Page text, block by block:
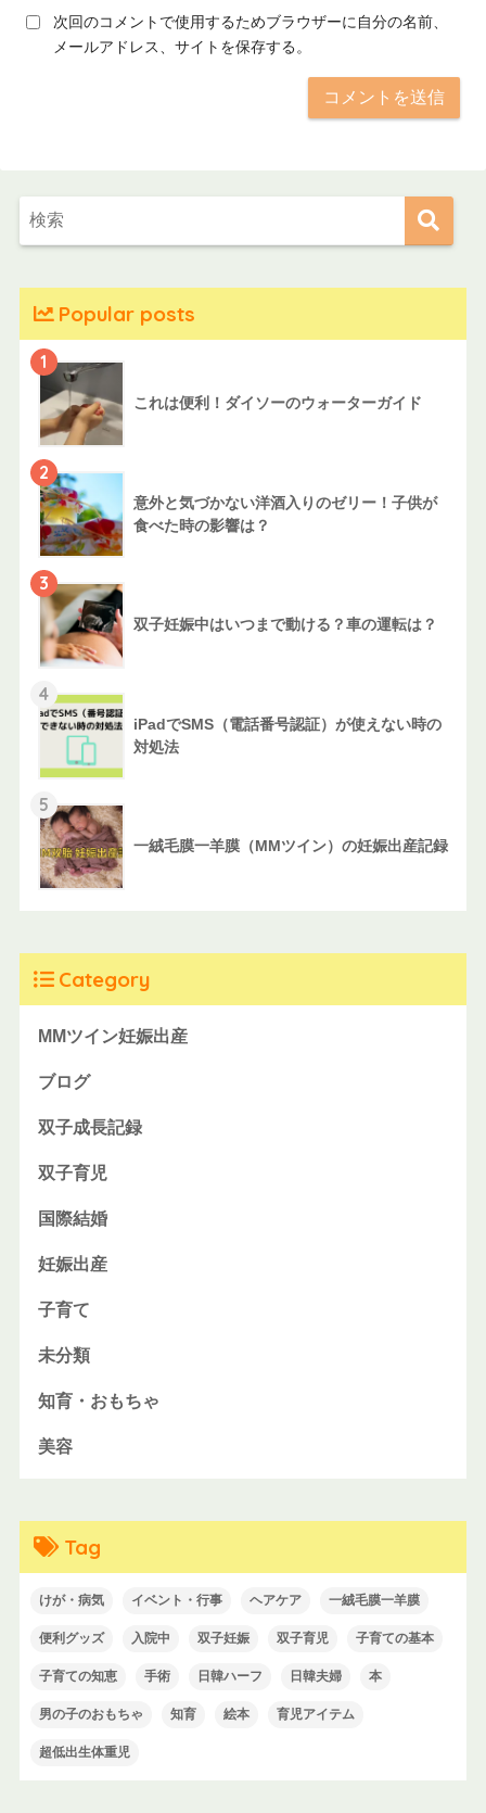
次回のコメントで使用するためブラウザーに自分の名前、
メールアドレス、サイトを保存する。
Popular posts
1
これは便利！ダイソーのウォーターガイド
2
意外と気づかない洋酒入りのゼリー！子供が
食べた時の影響は？
3
双子妊娠中はいつまで動ける？車の運転は？
4
iPadでSMS（電話番号認証）が使えない時の
対処法
5
一絨毛膜一羊膜（MMツイン）の妊娠出産記録
Category
MMツイン妊娠出産
ブログ
双子成長記録
双子育児
国際結婚
妊娠出産
子育て
未分類
知育・おもちゃ
美容
Tag
けが・病気 イベント・行事 ヘアケア 一絨毛膜一羊膜
便利グッズ 入院中 双子妊娠 双子育児 子育ての基本
子育ての知恵 手術 日韓ハーフ 日韓夫婦 本
男の子のおもちゃ 知育 絵本 育児アイテム
超低出生体重児